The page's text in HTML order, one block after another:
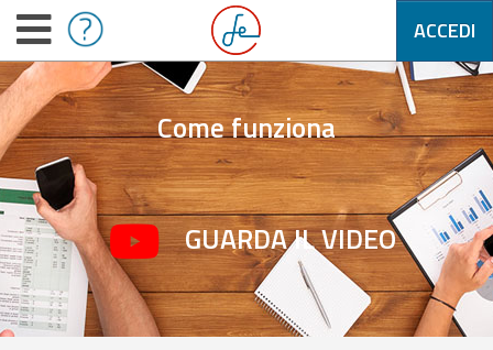
ACCEDI
Come funziona
GUARDA IL VIDEO